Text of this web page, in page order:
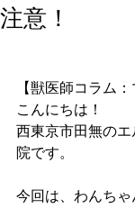
注意！
【獣医師コラム
こんにちは！
西東京市田無の
院です。
今回は、わんち